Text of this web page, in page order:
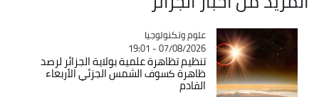
Catégorie
علوم وتكنولوجيا
07/08/2026 - 19:01
تنظيم تظاهرة علمية بولاية الجزائر لرصد
ظاهرة كسوف الشمس الجزئي الأربعاء
القادم